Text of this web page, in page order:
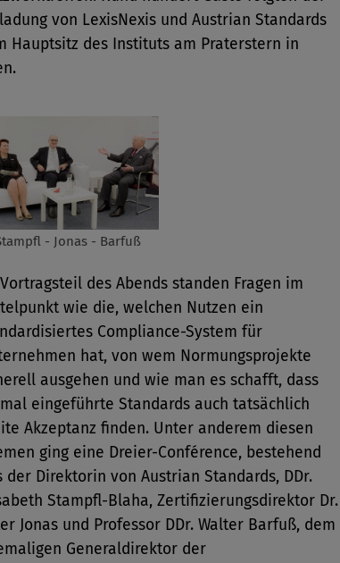
von LexisNexis und Austrian Standards
Hauptsitz des Instituts am Praterstern in
- Jonas - Barfuß
Vortragsteil des Abends standen Fragen im
wie die, welchen Nutzen ein
Compliance-System für
hat, von wem Normungsprojekte
ausgehen und wie man es schafft, dass
eingeführte Standards auch tatsächlich
Akzeptanz finden. Unter anderem diesen
ging eine Dreier-Conférence, bestehend
der Direktorin von Austrian Standards, DDr.
Stampfl-Blaha, Zertifizierungsdirektor Dr.
Jonas und Professor DDr. Walter Barfuß, dem
Generaldirektor der